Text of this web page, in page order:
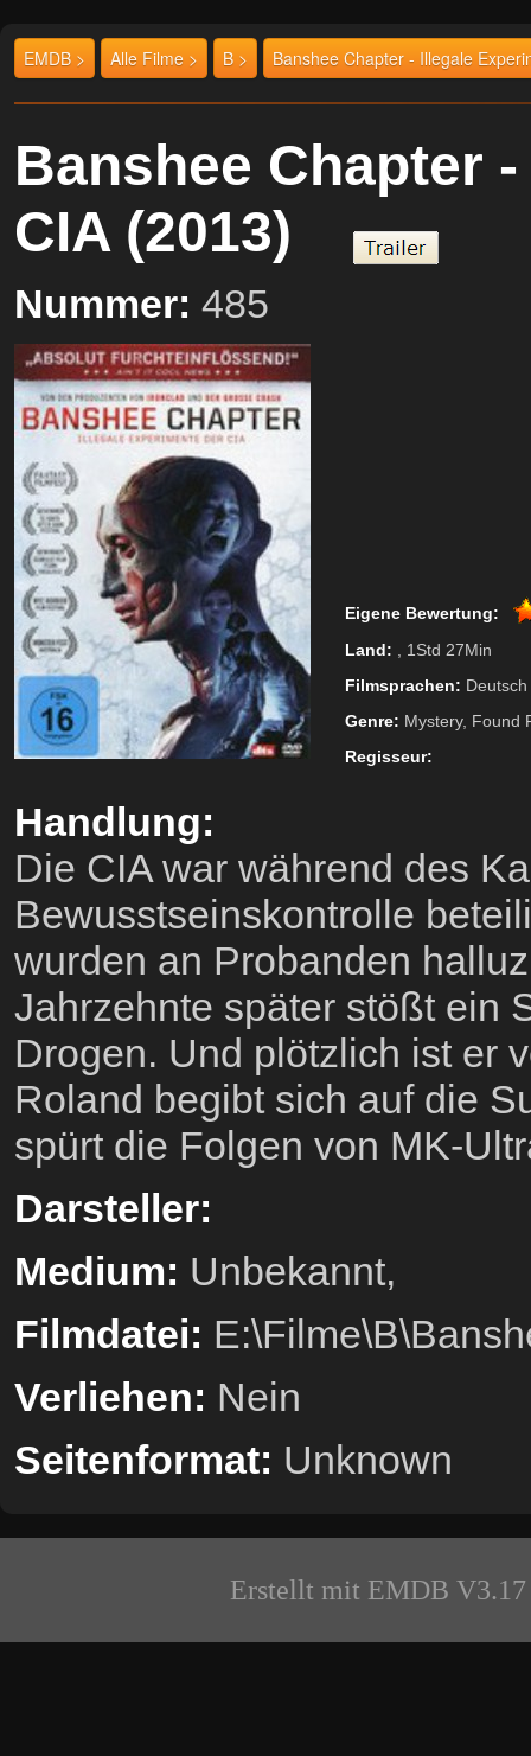
EMDB > Alle Filme > B > Banshee Chapter - Illegale
Banshee Chapter
CIA (2013)
Nummer: 485
Eigene Bewertung:
Land: , 1Std 27Min
Filmsprachen: Deutsch
Genre: Mystery, Found
Regisseur:
Handlung:
Die CIA war während des
Bewusstseinskontrolle
wurden an Probanden
Jahrzehnte später stößt ein
Drogen. Und plötzlich ist er
Roland begibt sich auf die
spürt die Folgen von MK-
Darsteller:
Medium: Unbekannt,
Filmdatei:
Verliehen: Nein
Seitenformat: Unknown
Erstellt mit EMDB V3.17